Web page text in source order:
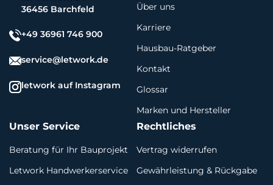
36456 Barchfeld
+49 36961 746 900
service@letwork.de
letwork auf Instagram
Über uns
Karriere
Hausbau-Ratgeber
Kontakt
Glossar
Marken und Hersteller
Unser Service
Beratung für Ihr Bauprojekt
Letwork Handwerkerservice
Rechtliches
Vertrag widerrufen
Gewährleistung & Rückgabe